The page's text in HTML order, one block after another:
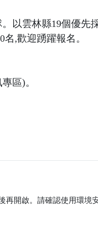
以雲林縣19個優先
名,歡迎踴躍報名。
區)。
開啟。請確認使用環境